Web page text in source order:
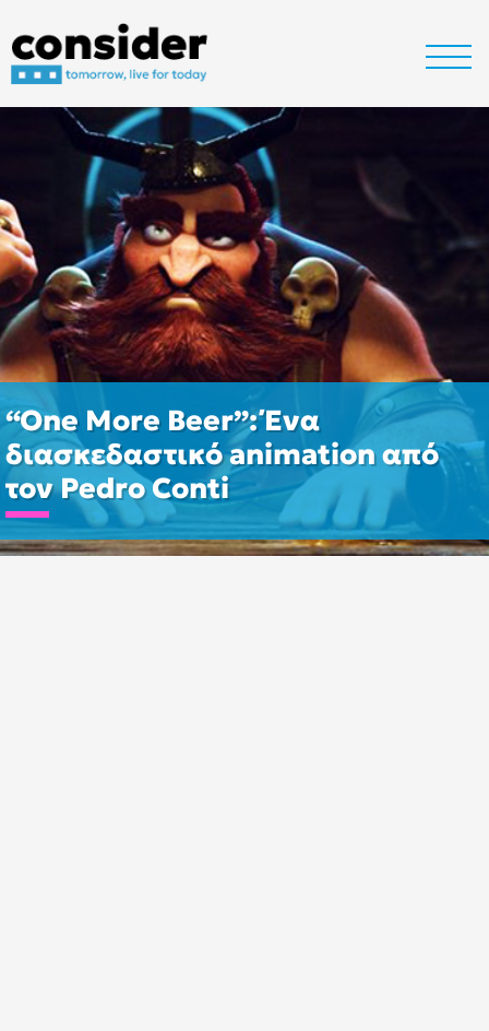
“One More Beer”: Ένα
διασκεδαστικό animation από
τον Pedro Conti